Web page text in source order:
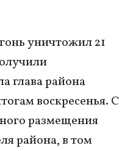
уничтожил 21
глава района
воскресенья. С
размещения
района, в том